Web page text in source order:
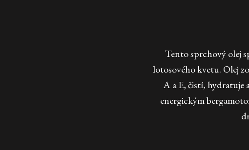
Tento sprchový olej
lotosového kvetu. Olej
A a E, čistí, hydratuje
energickým